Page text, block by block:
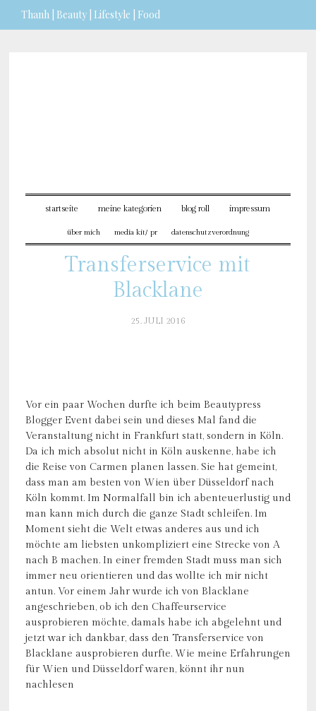
Thanh | Beauty | Lifestyle | Food
startseite meine kategorien blog roll impressum
über mich media kit/ pr datenschutzverordnung
Transferservice mit
Blacklane
25. JULI 2016
Vor ein paar Wochen durfte ich beim Beautypress
Blogger Event dabei sein und dieses Mal fand die
Veranstaltung nicht in Frankfurt statt, sondern in Köln.
Da ich mich absolut nicht in Köln auskenne, habe ich
die Reise von Carmen planen lassen. Sie hat gemeint,
dass man am besten von Wien über Düsseldorf nach
Köln kommt. Im Normalfall bin ich abenteuerlustig und
man kann mich durch die ganze Stadt schleifen. Im
Moment sieht die Welt etwas anderes aus und ich
möchte am liebsten unkompliziert eine Strecke von A
nach B machen. In einer fremden Stadt muss man sich
immer neu orientieren und das wollte ich mir nicht
antun. Vor einem Jahr wurde ich von Blacklane
angeschrieben, ob ich den Chaffeurservice
ausprobieren möchte, damals habe ich abgelehnt und
jetzt war ich dankbar, dass den Transferservice von
Blacklane ausprobieren durfte. Wie meine Erfahrungen
für Wien und Düsseldorf waren, könnt ihr nun
nachlesen